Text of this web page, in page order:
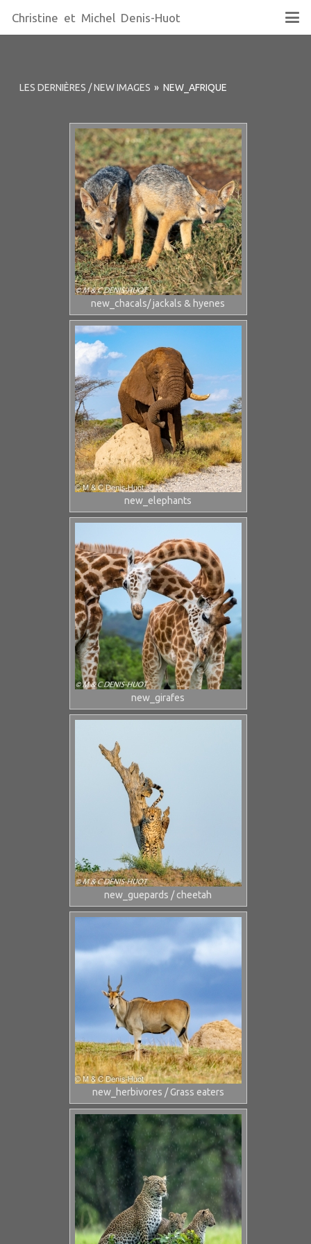
Christine et Michel Denis-Huot
LES DERNIÈRES / NEW IMAGES » NEW_AFRIQUE
new_chacals/ jackals & hyenes
new_elephants
new_girafes
new_guepards / cheetah
new_herbivores / Grass eaters